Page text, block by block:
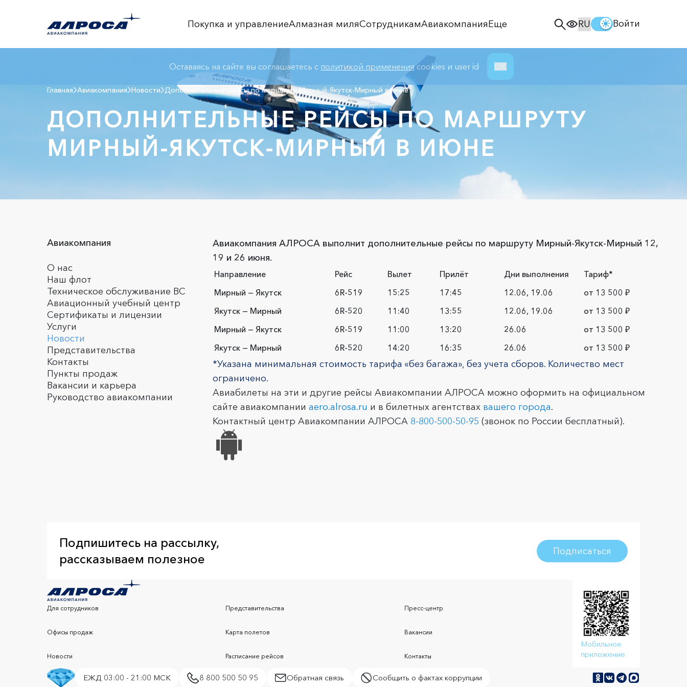
Покупка и управлениеАлмазная миляСотрудникамАвиакомпанияЕще Войти
Главная Авиакомпания Новости Дополнительные рейсы по маршруту Мирный-Якутск-Мирный в июне
ДОПОЛНИТЕЛЬНЫЕ РЕЙСЫ ПО МАРШРУТУ
МИРНЫЙ-ЯКУТСК-МИРНЫЙ В ИЮНЕ
Авиакомпания
О нас
Наш флот
Техническое обслуживание ВС
Авиационный учебный центр
Сертификаты и лицензии
Услуги
Новости
Представительства
Контакты
Пункты продаж
Вакансии и карьера
Руководство авиакомпании
Авиакомпания АЛРОСА выполнит дополнительные рейсы по маршруту Мирный-Якутск-Мирный 12,
19 и 26 июня.
Направление Рейс Вылет Прилёт Дни выполнения
Тариф*
Мирный — Якутск
6R-519 15:25 17:45 12.06, 19.06
от 13 500 ₽
Якутск — Мирный
6R-520 11:40 13:55 12.06, 19.06
от 13 500 ₽
Мирный — Якутск
6R-519 11:00 13:20 26.06
от 13 500 ₽
Якутск — Мирный
6R-520 14:20 16:35 26.06 от 13 500 ₽
*Указана минимальная стоимость тарифа «без багажа», без учета сборов. Количество мест
ограничено.
Авиабилеты на эти и другие рейсы Авиакомпании АЛРОСА можно оформить на официальном
сайте авиакомпании aero.alrosa.ru и в билетных агентствах вашего города.
Контактный центр Авиакомпании АЛРОСА 8-800-500-50-95 (звонок по России бесплатный).
Подпишитесь на рассылку,
рассказываем полезное
Подписаться
Для сотрудников Представительства Пресс-центр
Офисы продаж Карта полетов Вакансии
Новости Расписание рейсов Контакты
Мобильное
приложение
ЕЖД 03:00 - 21:00 МСК 8 800 500 50 95 Обратная связь Сообщить о фактах коррупции
Оставаясь на сайте вы соглашаетесь с политикой примененияcookies и user id